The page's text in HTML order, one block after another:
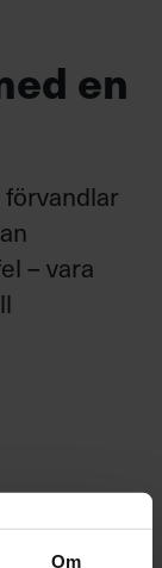
Om
en
förvandlar
– vara